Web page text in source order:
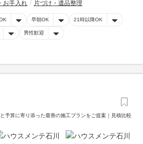
お手入れ 片づけ・遺品整理
早朝OK 21時以降OK
男性歓迎
予算に寄り添った最善の施工プランをご提案｜見積比較